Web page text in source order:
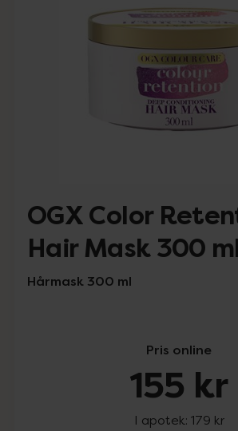
OGX Color
Hair Mask 300
Hårmask 300 ml
Pris online
155 kr
I apotek: 179 kr